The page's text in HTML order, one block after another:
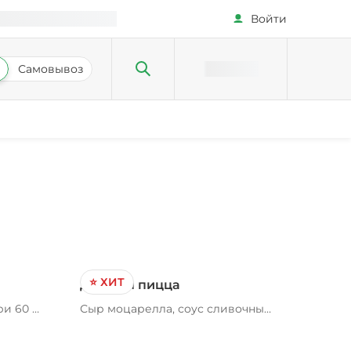
Войти
Самовывоз
60 г,
⭐ ХИТ
Детская пицца
Сыр моцарелла, соус сливочный